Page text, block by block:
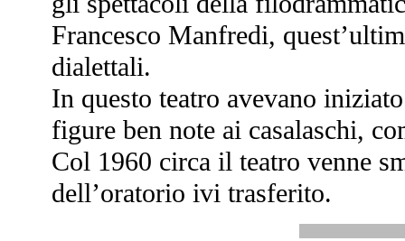
Francesco Manfredi,
dialettali.
In questo teatro avevano
figure ben note ai casalaschi,
Col 1960 circa il teatro venne
dell’oratorio ivi trasferito.